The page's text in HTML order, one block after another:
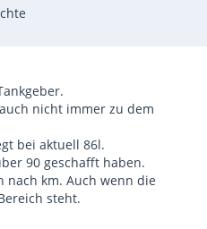
nicht immer zu dem
bei aktuell 86l.
90 geschafft haben.
nach km. Auch wenn die
steht.